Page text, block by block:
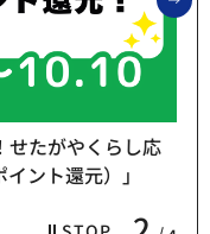
み処」をご利用くだ